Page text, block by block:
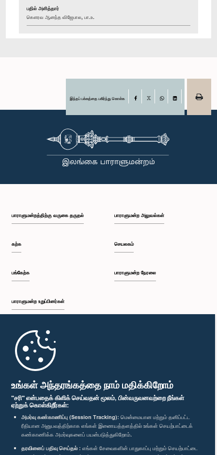
உங்கள் அந்தரங்கத்தை நாம் மதிக்கிறோம்
"சரி" என்பதைக் கிளிக் செய்வதன் மூலம், பின்வருவனவற்றை நீங்கள்
ஏற்றுக் கொள்கிறீர்கள்:
அமர்வு கண்காணிப்பு (Session Tracking): மென்மையான மற்றும் தனிப்பட்ட
ரீதியான அனுபவத்திற்காக எங்கள் இணையத்தளத்தில் உங்கள் செயற்பாட்டைக்
கண்காணிக்க அமர்வுகளைப் பயன்படுத்துகிறோம்.
தரவினைப் பதிவு செய்தல் : எங்கள் சேவைகளின் பாதுகாப்பு மற்றும் செயற்பாட்டை
பதில் அளித்தார்
கௌரவ ஆனந்த விஜேபால, பா.உ.
இந்தப் பக்கத்தை பகிர்ந்து கொள்க Facebook
பாராளுமன்றத்திற்கு வருகை தருதல்
கற்க
பங்கேற்க
பாராளுமன்ற உறுப்பினர்கள்
முதற்பக்கம்
பாராளுமன்ற அலுவல்கள்
செயலகம்
பாராளுமன்ற நேரலை
பாராளுமன்ற கையடக்க செயலி
எம்மை பின்தொடர்க :